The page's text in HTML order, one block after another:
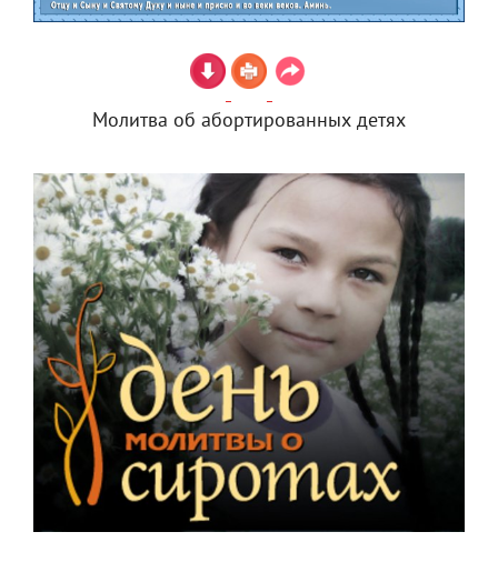
Молитва об абортированных детях